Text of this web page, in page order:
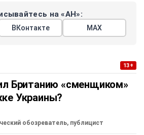
на «АН»:
ВКонтакте МАХ
13+
Британию «сменщиком»
Украины?
обозреватель, публицист